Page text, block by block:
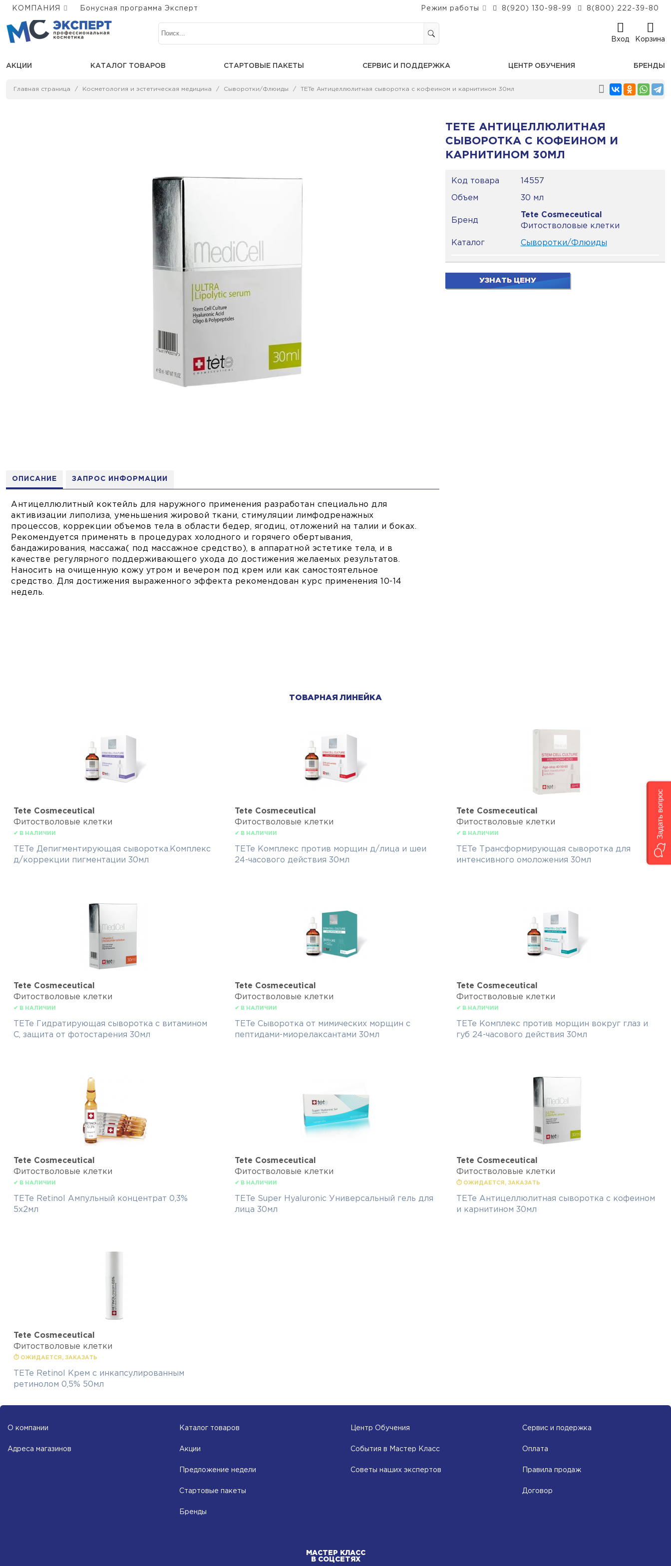
КОМПАНИЯ Бонусная программа Эксперт Режим работы 8(920) 130-98-99 8(800) 222-39-80
Вход Корзина
АКЦИИ КАТАЛОГ ТОВАРОВ СТАРТОВЫЕ ПАКЕТЫ СЕРВИС И ПОДДЕРЖКА ЦЕНТР ОБУЧЕНИЯ БРЕНДЫ
Главная страница Косметология и эстетическая медицина Сыворотки/Флюиды TETe Антицеллюлитная сыворотка с кофеином и карнитином 30мл
ОПИСАНИЕ ЗАПРОС ИНФОРМАЦИИ
Антицеллюлитный коктейль для наружного применения разработан специально для
активизации липолиза, уменьшения жировой ткани, стимуляции лимфодренажных
процессов, коррекции объемов тела в области бедер, ягодиц, отложений на талии и боках.
Рекомендуется применять в процедурах холодного и горячего обертывания,
бандажирования, массажа( под массажное средство), в аппаратной эстетике тела, и в
качестве регулярного поддерживающего ухода до достижения желаемых результатов.
Наносить на очищенную кожу утром и вечером под крем или как самостоятельное
средство. Для достижения выраженного эффекта рекомендован курс применения 10-14
недель.
TETE АНТИЦЕЛЛЮЛИТНАЯ
СЫВОРОТКА С КОФЕИНОМ И
КАРНИТИНОМ 30МЛ
Код товара 14557
Объем 30 мл
Бренд
Tete Cosmeceutical
Фитостволовые клетки
Каталог Сыворотки/Флюиды
УЗНАТЬ ЦЕНУ
ТОВАРНАЯ ЛИНЕЙКА
Tete Cosmeceutical
Фитостволовые клетки
✔ В НАЛИЧИИ
TETe Депигментирующая сыворотка.Комплекс
д/коррекции пигментации 30мл
Tete Cosmeceutical
Фитостволовые клетки
✔ В НАЛИЧИИ
TETe Комплекс против морщин д/лица и шеи
24-часового действия 30мл
Tete Cosmeceutical
Фитостволовые клетки
✔ В НАЛИЧИИ
TETe Трансформирующая сыворотка для
интенсивного омоложения 30мл
Tete Cosmeceutical
Фитостволовые клетки
✔ В НАЛИЧИИ
TETe Гидратирующая сыворотка с витамином
С, защита от фотостарения 30мл
Tete Cosmeceutical
Фитостволовые клетки
✔ В НАЛИЧИИ
TETe Сыворотка от мимических морщин с
пептидами-миорелаксантами 30мл
Tete Cosmeceutical
Фитостволовые клетки
✔ В НАЛИЧИИ
TETe Комплекс против морщин вокруг глаз и
губ 24-часового действия 30мл
Tete Cosmeceutical
Фитостволовые клетки
✔ В НАЛИЧИИ
TETe Retinol Ампульный концентрат 0,3%
5х2мл
Tete Cosmeceutical
Фитостволовые клетки
✔ В НАЛИЧИИ
TETe Super Hyaluronic Универсальный гель для
лица 30мл
Tete Cosmeceutical
Фитостволовые клетки
⏱ ОЖИДАЕТСЯ, ЗАКАЗАТЬ
TETe Антицеллюлитная сыворотка с кофеином
и карнитином 30мл
Tete Cosmeceutical
Фитостволовые клетки
⏱ ОЖИДАЕТСЯ, ЗАКАЗАТЬ
TETe Retinol Крем с инкапсулированным
ретинолом 0,5% 50мл
О компании
Адреса магазинов
Каталог товаров
Акции
Предложение недели
Стартовые пакеты
Бренды
Центр Обучения
События в Мастер Класс
Советы наших экспертов
Сервис и подержка
Оплата
Правила продаж
Договор
МАСТЕР КЛАСС
В СОЦСЕТЯХ
Задать вопрос